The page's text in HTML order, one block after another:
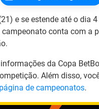
e se estende até o dia
conta com a
da Copa
Além disso,
página de campeonatos.